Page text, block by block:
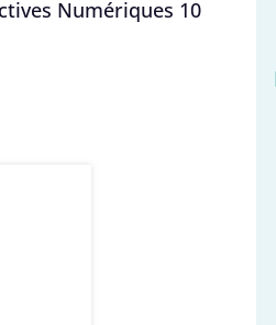
Numériques 10